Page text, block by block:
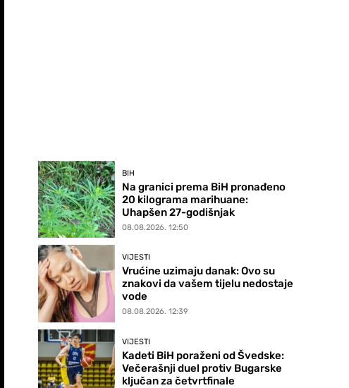
BIH
Na granici prema BiH pronađeno
20 kilograma marihuane:
Uhapšen 27-godišnjak
08.08.2026. 12:50
VIJESTI
Vrućine uzimaju danak: Ovo su
znakovi da vašem tijelu nedostaje
vode
08.08.2026. 12:39
VIJESTI
Kadeti BiH poraženi od Švedske:
Večerašnji duel protiv Bugarske
ključan za četvrtfinale